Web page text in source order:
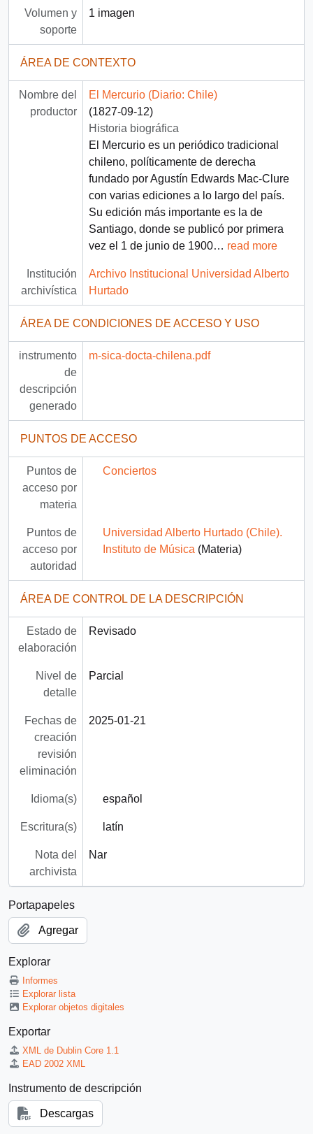
Volumen y
soporte
1 imagen
ÁREA DE CONTEXTO
Nombre del
productor
El Mercurio (Diario: Chile)
(1827-09-12)
Historia biográfica
El Mercurio es un periódico tradicional
chileno, políticamente de derecha
fundado por Agustín Edwards Mac-Clure
con varias ediciones a lo largo del país.
Su edición más importante es la de
Santiago, donde se publicó por primera
vez el 1 de junio de 1900… read more
Institución
archivística
Archivo Institucional Universidad Alberto
Hurtado
ÁREA DE CONDICIONES DE ACCESO Y USO
instrumento
de
descripción
generado
m-sica-docta-chilena.pdf
PUNTOS DE ACCESO
Puntos de
acceso por
materia
Conciertos
Puntos de
acceso por
autoridad
Universidad Alberto Hurtado (Chile).
Instituto de Música (Materia)
ÁREA DE CONTROL DE LA DESCRIPCIÓN
Estado de
elaboración
Revisado
Nivel de
detalle
Parcial
Fechas de
creación
revisión
eliminación
2025-01-21
Idioma(s) español
Escritura(s) latín
Nota del
archivista
Nar
Portapapeles
Agregar
Explorar
Informes
Explorar lista
Explorar objetos digitales
Exportar
XML de Dublin Core 1.1
EAD 2002 XML
Instrumento de descripción
Descargas